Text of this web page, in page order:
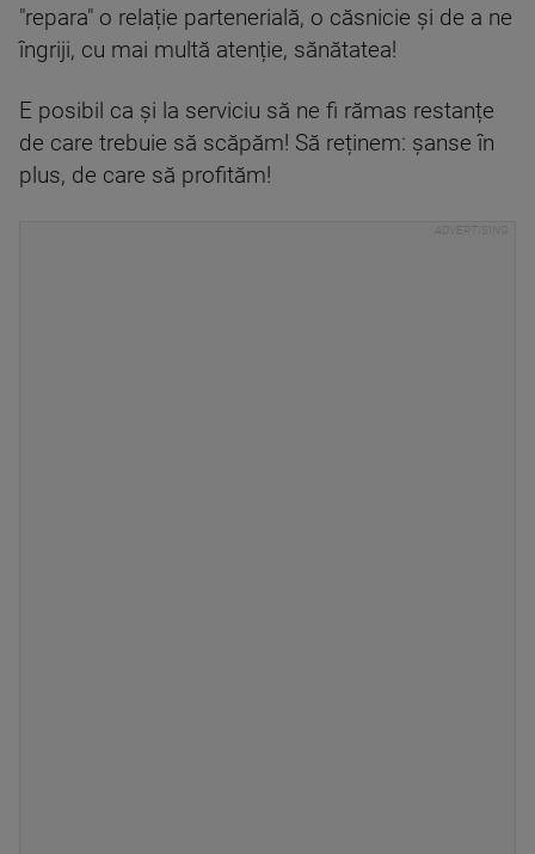
"repara" o relație partenerială, o căsnicie și de a ne
îngriji, cu mai multă atenție, sănătatea!
E posibil ca și la serviciu să ne fi rămas restanțe
de care trebuie să scăpăm! Să reținem: șanse în
plus, de care să profităm!